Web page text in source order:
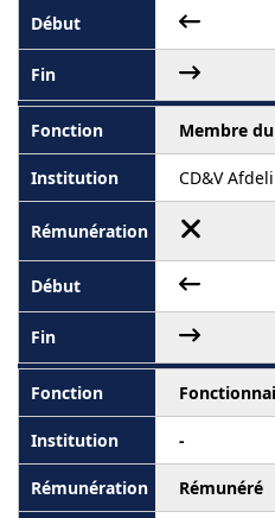
Membre
CD&V
-
Rémunéré